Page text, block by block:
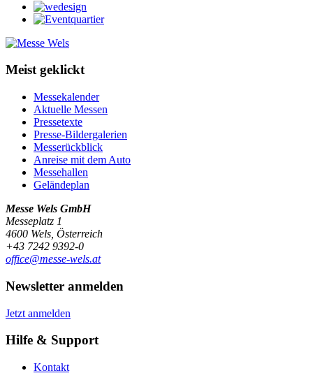
Meist geklickt
Messekalender
Aktuelle Messen
Pressetexte
Presse-Bildergalerien
Messerückblick
Anreise mit dem Auto
Messehallen
Geländeplan
Messe Wels GmbH
Messeplatz 1
4600 Wels, Österreich
+43 7242 9392-0
office@messe-wels.at
Newsletter anmelden
Jetzt anmelden
Hilfe & Support
Kontakt